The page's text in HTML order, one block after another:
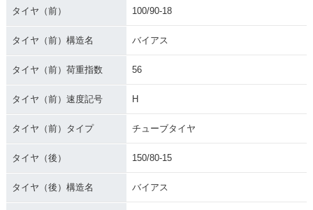
タイヤ（前） 100/90-18
タイヤ（前）構造名 バイアス
タイヤ（前）荷重指数 56
タイヤ（前）速度記号 H
タイヤ（前）タイプ チューブタイヤ
タイヤ（後） 150/80-15
タイヤ（後）構造名 バイアス